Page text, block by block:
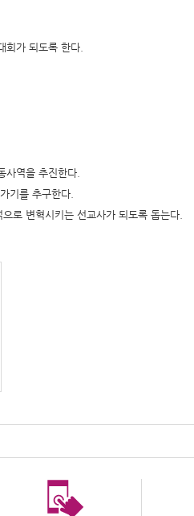
회가 되도록 한다.
사역을 추진한다.
기를 추구한다.
로 변혁시키는 선교사가 되도록 돕는다.